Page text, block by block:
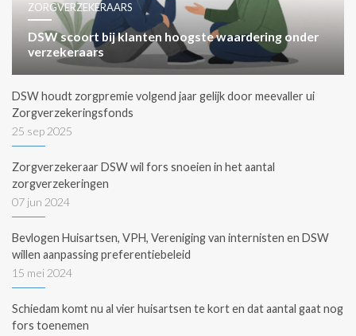
ZORGVERZEKERAARS
DSW scoort bij klanten hoogste waardering onder
verzekeraars
DSW houdt zorgpremie volgend jaar gelijk door meevaller ui
Zorgverzekeringsfonds
25 sep 2025
Zorgverzekeraar DSW wil fors snoeien in het aantal
zorgverzekeringen
07 jun 2024
Bevlogen Huisartsen, VPH, Vereniging van internisten en DSW
willen aanpassing preferentiebeleid
15 mei 2024
Schiedam komt nu al vier huisartsen te kort en dat aantal gaat nog
fors toenemen